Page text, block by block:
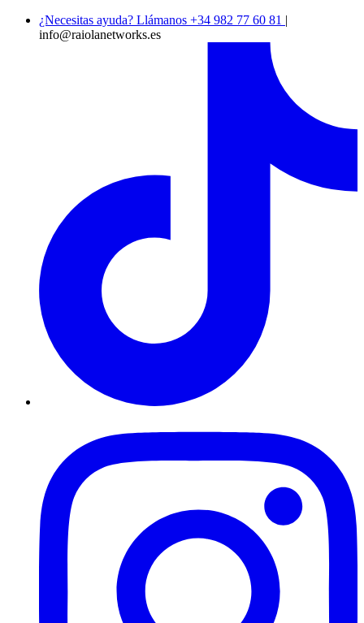
¿Necesitas ayuda? Llámanos +34 982 77 60 81 |
info@raiolanetworks.es